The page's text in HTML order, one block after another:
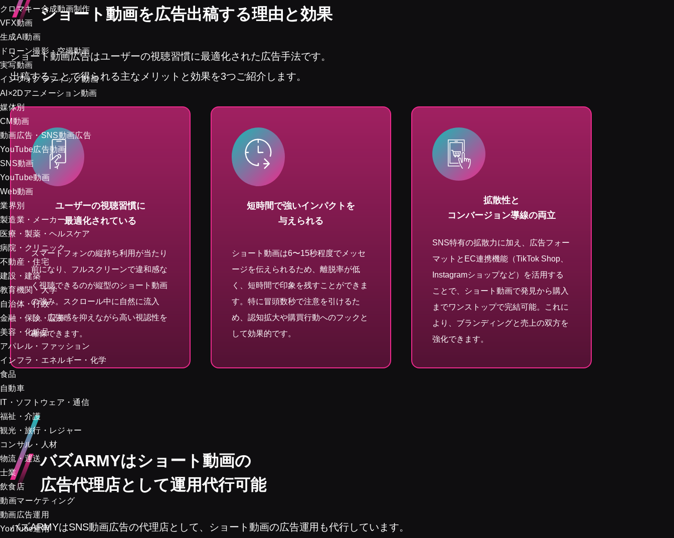
クロマキー合成動画制作
VFX動画
生成AI動画
ドローン撮影・空撮動画
実写動画
インフォグラフィック動画
AI×2Dアニメーション動画
媒体別
CM動画
動画広告・SNS動画広告
YouTube広告動画
SNS動画
YouTube動画
Web動画
業界別
製造業・メーカー
医療・製薬・ヘルスケア
病院・クリニック
不動産・住宅
建設・建築
教育機関・大学
自治体・行政
金融・保険・証券
美容・化粧品
アパレル・ファッション
インフラ・エネルギー・化学
食品
自動車
IT・ソフトウェア・通信
福祉・介護
観光・旅行・レジャー
コンサル・人材
物流・運送
士業
飲食店
動画マーケティング
動画広告運用
YouTube運用
ショート動画を広告出稿する理由と効果
ショート動画広告はユーザーの視聴習慣に最適化された広告手法です。
出稿することで得られる主なメリットと効果を3つご紹介します。
ユーザーの視聴習慣に
最適化されている
スマートフォンの縦持ち利用が当たり
前になり、フルスクリーンで違和感な
く視聴できるのが縦型のショート動画
の強み。スクロール中に自然に流入
し、広告感を抑えながら高い視認性を
確保できます。
短時間で強いインパクトを
与えられる
ショート動画は6〜15秒程度でメッセ
ージを伝えられるため、離脱率が低
く、短時間で印象を残すことができま
す。特に冒頭数秒で注意を引けるた
め、認知拡大や購買行動へのフックと
して効果的です。
拡散性と
コンバージョン導線の両立
SNS特有の拡散力に加え、広告フォー
マットとEC連携機能（TikTok Shop、
Instagramショップなど）を活用する
ことで、ショート動画で発見から購入
までワンストップで完結可能。これに
より、ブランディングと売上の双方を
強化できます。
バズARMYはショート動画の
広告代理店として運用代行可能
バズARMYはSNS動画広告の代理店として、ショート動画の広告運用も代行しています。